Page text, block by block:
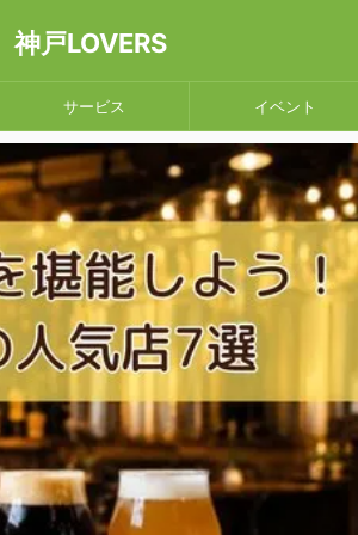
神戸LOVERS
サービス イベント